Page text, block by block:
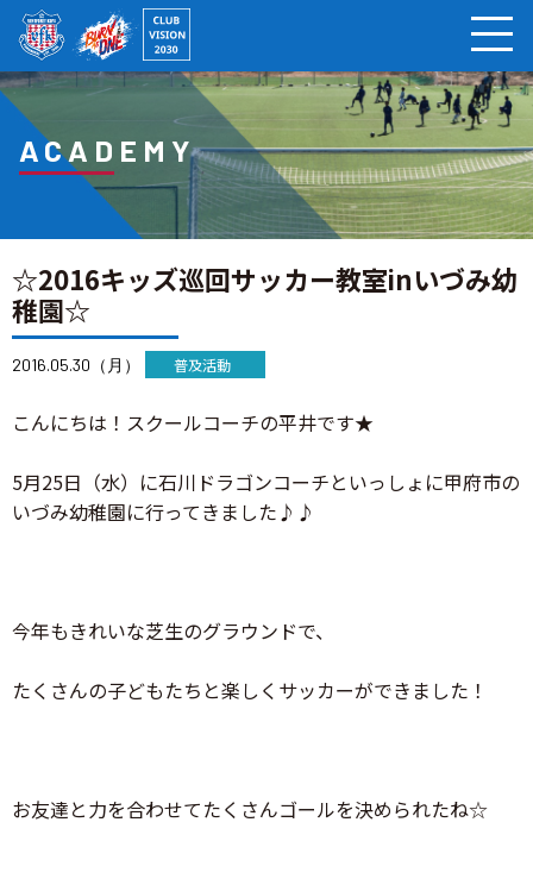
ACADEMY
☆2016キッズ巡回サッカー教室inいづみ幼
稚園☆
2016.05.30（月） 普及活動
こんにちは！スクールコーチの平井です★
5月25日（水）に石川ドラゴンコーチといっしょに甲府市の
いづみ幼稚園に行ってきました♪♪
今年もきれいな芝生のグラウンドで、
たくさんの子どもたちと楽しくサッカーができました！
お友達と力を合わせてたくさんゴールを決められたね☆